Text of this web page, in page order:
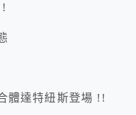
體達特紐斯登場 !!